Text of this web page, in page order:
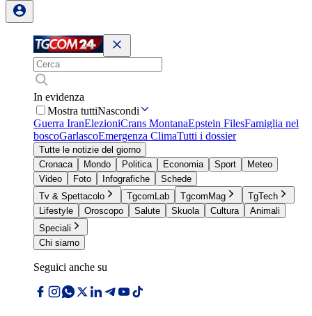
In evidenza
Mostra tuttiNascondi
Guerra IranElezioniCrans MontanaEpstein FilesFamiglia nel
boscoGarlascoEmergenza ClimaTutti i dossier
Tutte le notizie del giorno
Cronaca
Mondo Politica Economia Sport
Meteo
Video
Foto Infografiche
Schede
Tv & Spettacolo
TgcomLab TgcomMag
TgTech
Lifestyle
Oroscopo Salute Skuola Cultura
Animali
Speciali
Chi siamo
Seguici anche su